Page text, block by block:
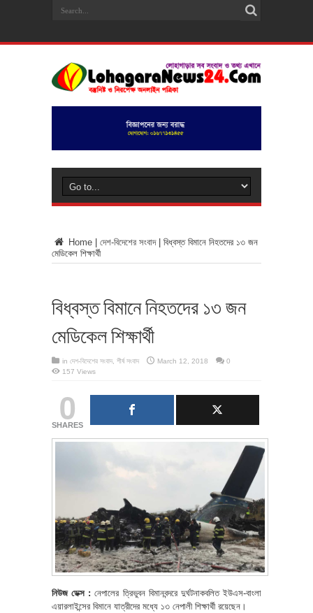
Home | দেশ-বিদেশের সংবাদ | বিধ্বস্ত বিমানে নিহতদের ১৩ জন
মেডিকেল শিক্ষার্থী
বিধ্বস্ত বিমানে নিহতদের ১৩ জন
মেডিকেল শিক্ষার্থী
in দেশ-বিদেশের সংবাদ শীর্ষ সংবাদ March 12, 2018
0
157 Views
0
SHARES
নিউজ ডেক্স : নেপালের ত্রিভুবন বিমানবন্দরে দুর্ঘটনাকবলিত ইউএস-বাংলা
এয়ারলাইন্সের বিমানে যাত্রীদের মধ্যে ১৩ নেপালী শিক্ষার্থী রয়েছেন।